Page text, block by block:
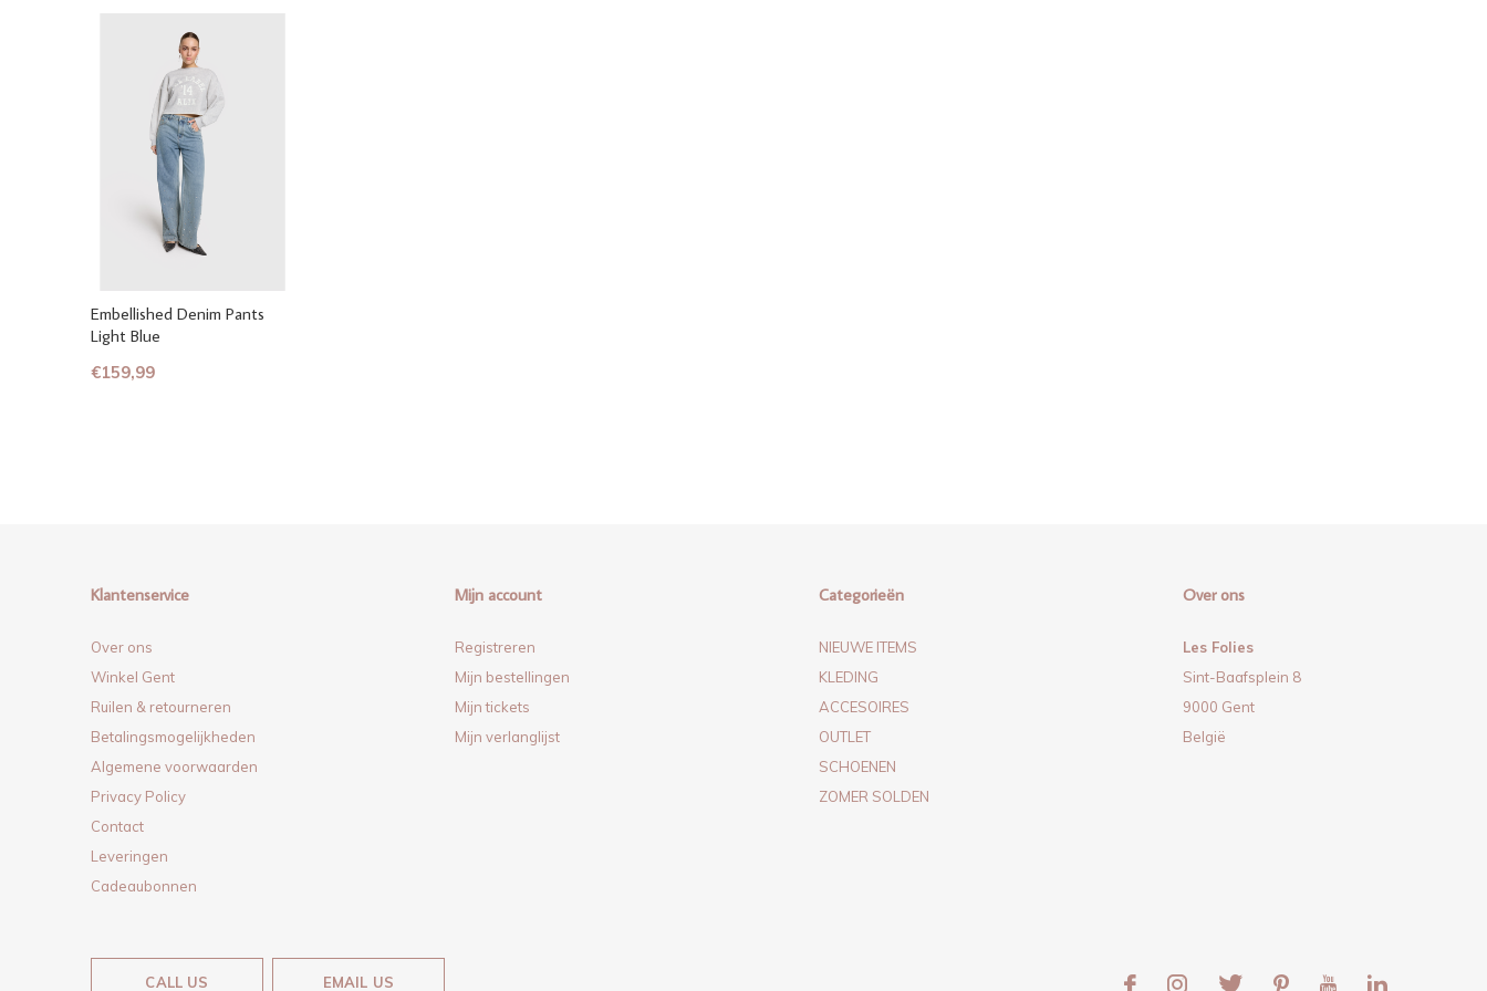
Embellished Denim Pants
Light Blue
€159,99
Klantenservice
Over ons
Winkel Gent
Ruilen & retourneren
Betalingsmogelijkheden
Algemene voorwaarden
Privacy Policy
Contact
Leveringen
Cadeaubonnen
Mijn account
Registreren
Mijn bestellingen
Mijn tickets
Mijn verlanglijst
Categorieën
NIEUWE ITEMS
KLEDING
ACCESOIRES
OUTLET
SCHOENEN
ZOMER SOLDEN
Over ons
Les Folies
Sint-Baafsplein 8
9000 Gent
België
CALL US EMAIL US